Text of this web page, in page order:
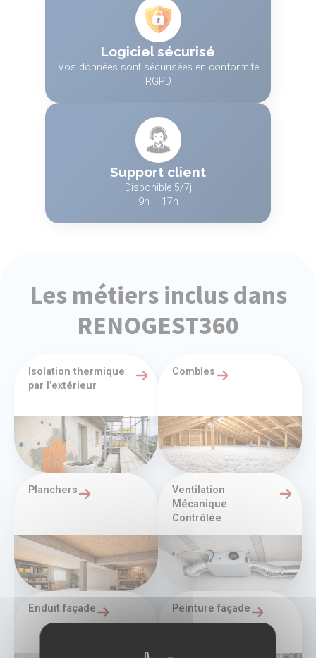
Logiciel sécurisé
Vos données sont sécurisées en conformité
RGPD
Support client
Disponible 5/7j
9h – 17h
Les métiers inclus dans
RENOGEST360
Isolation thermique
par l’extérieur
Combles
Planchers
Ventilation
Mécanique
Contrôlée
Enduit façade Peinture façade